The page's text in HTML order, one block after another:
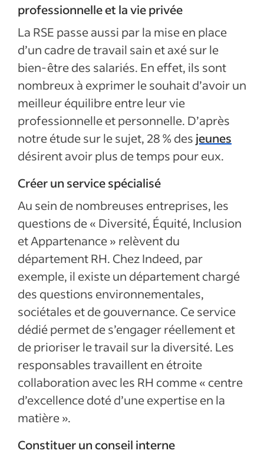
professionnelle et la vie privée
La RSE passe aussi par la mise en place
d’un cadre de travail sain et axé sur le
bien-être des salariés. En effet, ils sont
nombreux à exprimer le souhait d’avoir un
meilleur équilibre entre leur vie
professionnelle et personnelle. D’après
notre étude sur le sujet, 28% des jeunes
désirent avoir plus de temps pour eux.
Créer un service spécialisé
Au sein de nombreuses entreprises, les
questions de « Diversité, Équité, Inclusion
et Appartenance » relèvent du
département RH. Chez Indeed, par
exemple, il existe un département chargé
des questions environnementales,
sociétales et de gouvernance. Ce service
dédié permet de s’engager réellement et
de prioriser le travail sur la diversité. Les
responsables travaillent en étroite
collaboration avec les RH comme « centre
d’excellence doté d’une expertise en la
matière ».
Constituer un conseil interne